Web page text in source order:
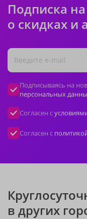
Подписка
о скидках и
Подписываясь на
персональных
Согласен с
Согласен с
в других